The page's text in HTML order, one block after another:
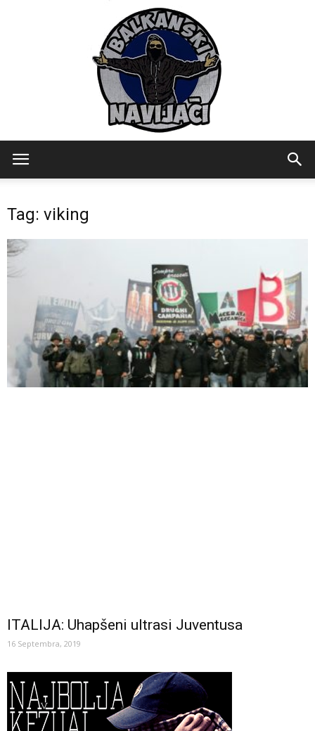
Tag: viking
ITALIJA: Uhapšeni ultrasi Juventusa
16 Septembra, 2019